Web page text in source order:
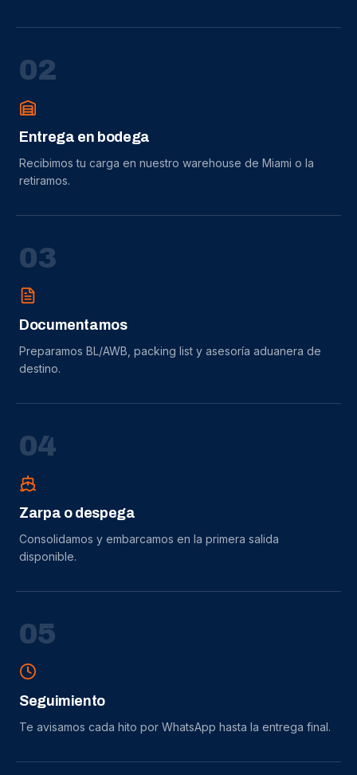
02
Entrega en bodega
Recibimos tu carga en nuestro warehouse de Miami o la
retiramos.
03
Documentamos
Preparamos BL/AWB, packing list y asesoría aduanera de
destino.
04
Zarpa o despega
Consolidamos y embarcamos en la primera salida
disponible.
05
Seguimiento
Te avisamos cada hito por WhatsApp hasta la entrega final.